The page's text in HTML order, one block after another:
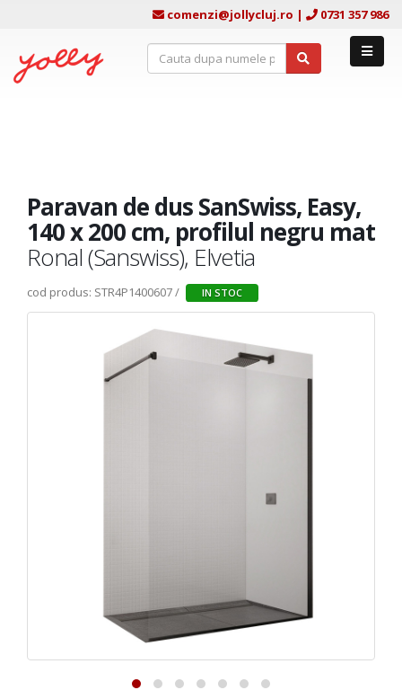
comenzi@jollycluj.ro | 0731 357 986
Paravan de dus SanSwiss, Easy,
140 x 200 cm, profilul negru mat
Ronal (Sanswiss), Elvetia
cod produs: STR4P1400607 / IN STOC